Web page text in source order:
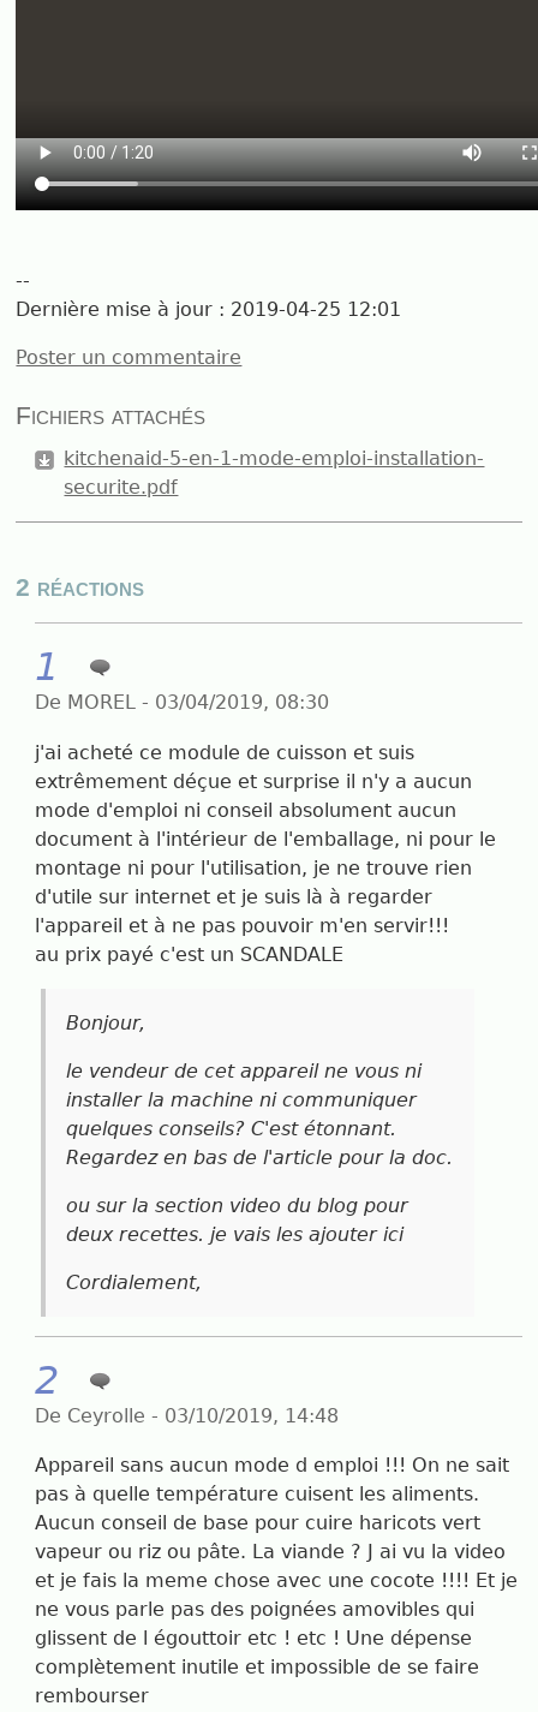
--
Dernière mise à jour : 2019-04-25 12:01
Poster un commentaire
Fichiers attachés
kitchenaid-5-en-1-mode-emploi-installation-
securite.pdf
2 réactions
1
De MOREL - 03/04/2019, 08:30
j'ai acheté ce module de cuisson et suis
extrêmement déçue et surprise il n'y a aucun
mode d'emploi ni conseil absolument aucun
document à l'intérieur de l'emballage, ni pour le
montage ni pour l'utilisation, je ne trouve rien
d'utile sur internet et je suis là à regarder
l'appareil et à ne pas pouvoir m'en servir!!!
au prix payé c'est un SCANDALE
Bonjour,
le vendeur de cet appareil ne vous ni
installer la machine ni communiquer
quelques conseils? C'est étonnant.
Regardez en bas de l'article pour la doc.
ou sur la section video du blog pour
deux recettes. je vais les ajouter ici
Cordialement,
2
De Ceyrolle - 03/10/2019, 14:48
Appareil sans aucun mode d emploi !!! On ne sait
pas à quelle température cuisent les aliments.
Aucun conseil de base pour cuire haricots vert
vapeur ou riz ou pâte. La viande ? J ai vu la video
et je fais la meme chose avec une cocote !!!! Et je
ne vous parle pas des poignées amovibles qui
glissent de l égouttoir etc ! etc ! Une dépense
complètement inutile et impossible de se faire
rembourser